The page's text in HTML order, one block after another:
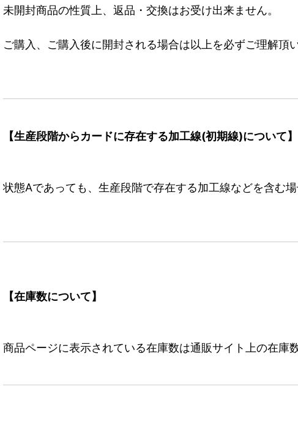
未開封商品の性質上、返品・交換はお受け出来ません。
ご購入、ご購入後に開封される場合は以上を必ずご理解頂
【生産段階からカードに存在する加工線(初期線)について】
状態Aであっても、生産段階で存在する加工線などを含む
【在庫数について】
商品ページに表示されている在庫数は通販サイト上の在庫